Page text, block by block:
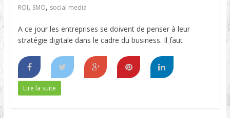
ROI, SMO, social media
A ce jour les entreprises se doivent de penser à leur
stratégie digitale dans le cadre du business. Il faut
Lire la suite